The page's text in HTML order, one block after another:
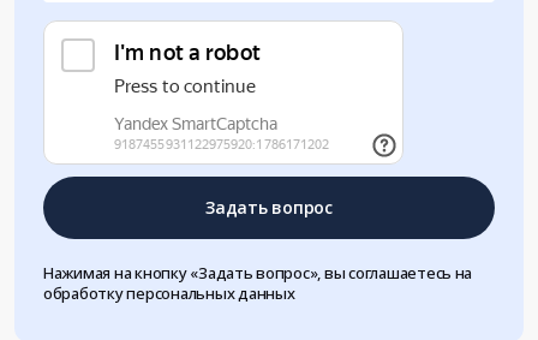
Задать вопрос
Нажимая на кнопку «Задать вопрос», вы соглашаетесь на
обработку персональных данных